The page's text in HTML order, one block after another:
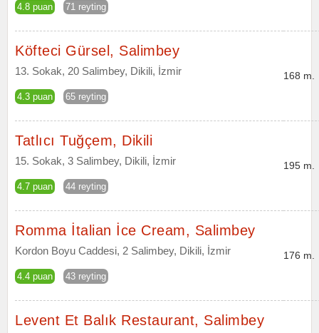
4.8 puan 71 reyting
Köfteci Gürsel, Salimbey
13. Sokak, 20 Salimbey, Dikili, İzmir
4.3 puan 65 reyting
168 m.
Tatlıcı Tuğçem, Dikili
15. Sokak, 3 Salimbey, Dikili, İzmir
4.7 puan 44 reyting
195 m.
Romma İtalian İce Cream, Salimbey
Kordon Boyu Caddesi, 2 Salimbey, Dikili, İzmir
4.4 puan 43 reyting
176 m.
Levent Et Balık Restaurant, Salimbey